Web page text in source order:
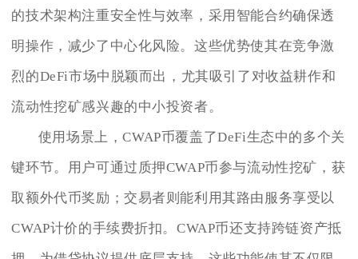
的技术架构注重安全性与效率，采用智能合约确保透
明操作，减少了中心化风险。这些优势使其在竞争激
烈的DeFi市场中脱颖而出，尤其吸引了对收益耕作和
流动性挖矿感兴趣的中小投资者。
使用场景上，CWAP币覆盖了DeFi生态中的多个关
键环节。用户可通过质押CWAP币参与流动性挖矿，获
取额外代币奖励；交易者则能利用其路由服务享受以
CWAP计价的手续费折扣。CWAP币还支持跨链资产抵